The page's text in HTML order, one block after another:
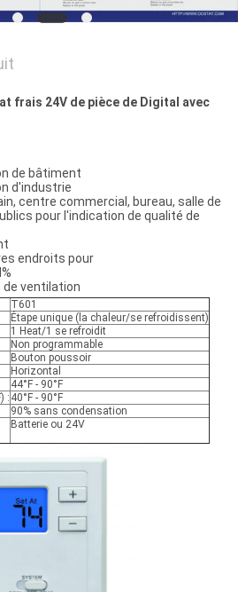
frais 24V de pièce de Digital avec
de bâtiment
d'industrie
centre commercial, bureau, salle de
pour l'indication de qualité de
endroits pour
ventilation
T601
Étape unique (la chaleur/se refroidissent)
1 Heat/1 se refroidit
Non programmable
Bouton poussoir
Horizontal
44°F - 90°F
: 40°F - 90°F
90% sans condensation
Batterie ou 24V